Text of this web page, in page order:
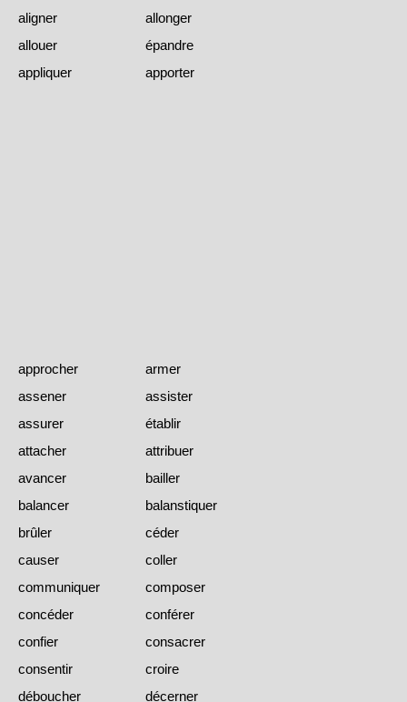
aligner
allonger
allouer
épandre
appliquer
apporter
approcher
armer
assener
assister
assurer
établir
attacher
attribuer
avancer
bailler
balancer
balanstiquer
brûler
céder
causer
coller
communiquer
composer
concéder
conférer
confier
consacrer
consentir
croire
déboucher
décerner